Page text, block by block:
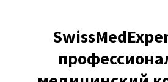
350+ лучших врачей